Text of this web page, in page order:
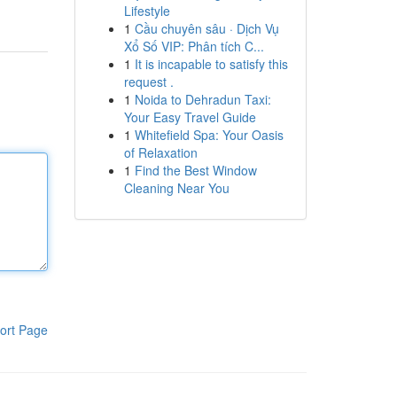
Page
Lifestyle
1 Cầu chuyên sâu · Dịch Vụ
Xổ Số VIP: Phân tích C...
1 It is incapable to satisfy this
request .
1 Noida to Dehradun Taxi:
Your Easy Travel Guide
1 Whitefield Spa: Your Oasis
of Relaxation
1 Find the Best Window
Cleaning Near You